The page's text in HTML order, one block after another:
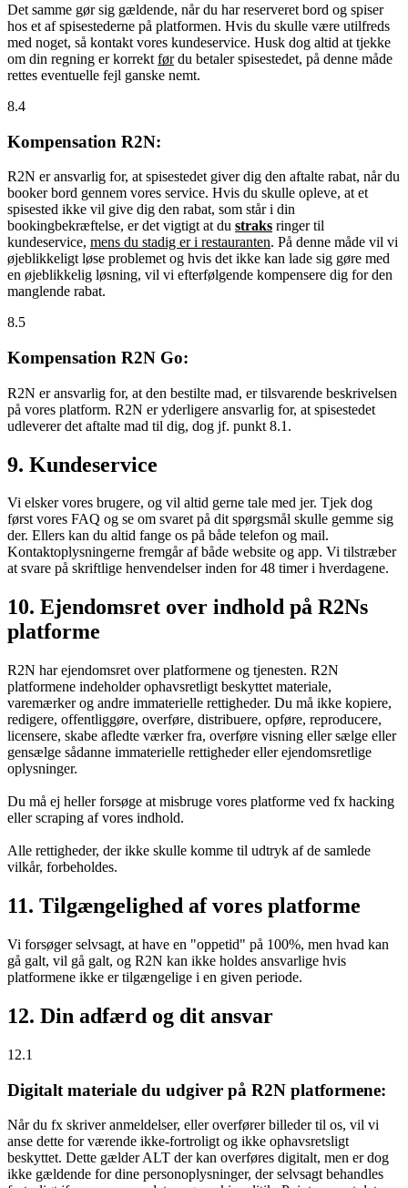
Det samme gør sig gældende, når du har reserveret bord og spiser
hos et af spisestederne på platformen. Hvis du skulle være utilfreds
med noget, så kontakt vores kundeservice. Husk dog altid at tjekke
om din regning er korrekt førdu betaler spisestedet, på denne måde
rettes eventuelle fejl ganske nemt.
8.4
Kompensation R2N:
R2N er ansvarlig for, at spisestedet giver dig den aftalte rabat, når du
booker bord gennem vores service. Hvis du skulle opleve, at et
spisested ikke vil give dig den rabat, som står i din
bookingbekræftelse, er det vigtigt at du straks ringer til
kundeservice, mens du stadig er i restauranten. På denne måde vil vi
øjeblikkeligt løse problemet og hvis det ikke kan lade sig gøre med
en øjeblikkelig løsning, vil vi efterfølgende kompensere dig for den
manglende rabat.
8.5
Kompensation R2N Go:
R2N er ansvarlig for, at den bestilte mad, er tilsvarende beskrivelsen
på vores platform. R2N er yderligere ansvarlig for, at spisestedet
udleverer det aftalte mad til dig, dog jf. punkt 8.1.
9. Kundeservice
Vi elsker vores brugere, og vil altid gerne tale med jer. Tjek dog
først vores FAQ og se om svaret på dit spørgsmål skulle gemme sig
der. Ellers kan du altid fange os på både telefon og mail.
Kontaktoplysningerne fremgår af både website og app. Vi tilstræber
at svare på skriftlige henvendelser inden for 48 timer i hverdagene.
10. Ejendomsret over indhold på R2Ns
platforme
R2N har ejendomsret over platformene og tjenesten. R2N
platformene indeholder ophavsretligt beskyttet materiale,
varemærker og andre immaterielle rettigheder. Du må ikke kopiere,
redigere, offentliggøre, overføre, distribuere, opføre, reproducere,
licensere, skabe afledte værker fra, overføre visning eller sælge eller
gensælge sådanne immaterielle rettigheder eller ejendomsretlige
oplysninger.
Du må ej heller forsøge at misbruge vores platforme ved fx hacking
eller scraping af vores indhold.
Alle rettigheder, der ikke skulle komme til udtryk af de samlede
vilkår, forbeholdes.
11. Tilgængelighed af vores platforme
Vi forsøger selvsagt, at have en "oppetid" på 100%, men hvad kan
gå galt, vil gå galt, og R2N kan ikke holdes ansvarlige hvis
platformene ikke er tilgængelige i en given periode.
12. Din adfærd og dit ansvar
12.1
Digitalt materiale du udgiver på R2N platformene:
Når du fx skriver anmeldelser, eller overfører billeder til os, vil vi
anse dette for værende ikke-fortroligt og ikke ophavsretsligt
beskyttet. Dette gælder ALT der kan overføres digitalt, men er dog
ikke gældende for dine personoplysninger, der selvsagt behandles